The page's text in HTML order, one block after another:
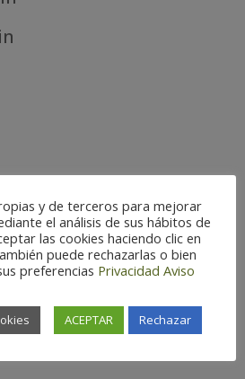
y de terceros para mejorar
el análisis de sus hábitos de
las cookies haciendo clic en
puede rechazarlas o bien
preferencias Privacidad Aviso
ACEPTAR Rechazar